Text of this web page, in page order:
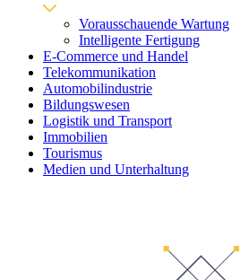
Vorausschauende Wartung
Intelligente Fertigung
E-Commerce und Handel
Telekommunikation
Automobilindustrie
Bildungswesen
Logistik und Transport
Immobilien
Tourismus
Medien und Unterhaltung